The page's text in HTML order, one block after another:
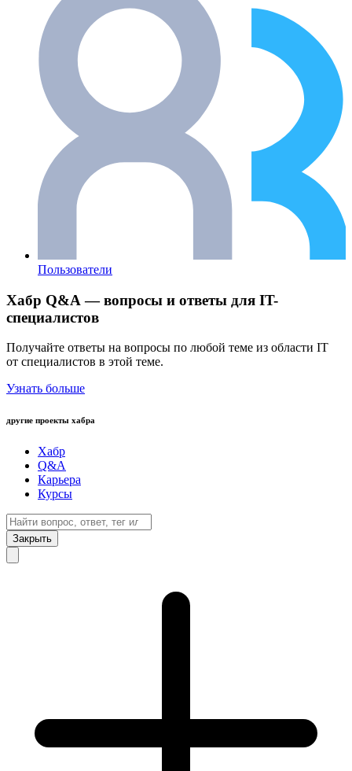
Пользователи
Хабр Q&A — вопросы и ответы для IT-
специалистов
Получайте ответы на вопросы по любой теме из области IT
от специалистов в этой теме.
Узнать больше
другие проекты хабра
Хабр
Q&A
Карьера
Курсы
Закрыть